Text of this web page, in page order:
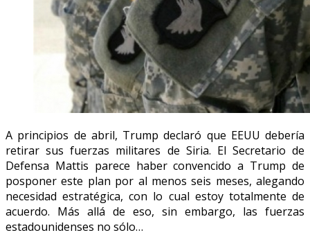
A principios de abril, Trump declaró que EEUU debería
retirar sus fuerzas militares de Siria. El Secretario de
Defensa Mattis parece haber convencido a Trump de
posponer este plan por al menos seis meses, alegando
necesidad estratégica, con lo cual estoy totalmente de
acuerdo. Más allá de eso, sin embargo, las fuerzas
estadounidenses no sólo…